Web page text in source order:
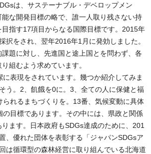
は、サステーナブル・デベロップメン
能な開発目標の略で、誰一人取り残さない持
指す17項目からなる国際目標です。2015年
択をされ、翌年2016年1月に発効しました。
題に対し、先進国と途上国とを問わず、各
組むよう求めています。
表現をされています。幾つか紹介してみま
う。2、飢餓を0に。3、全ての人に保健と福
られるまちづくりを。13番、気候変動に具体
の目標であります。その中には、県政と関係
ます。日本政府もSDGs達成のために、201
、優れた団体を表彰する「ジャパンSDGsア
は循環型の森林経営に取り組んでいる北海道